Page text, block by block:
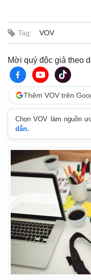
Tag: VOV
Mời quý độc giả theo
Thêm VOV trên
Chọn VOV làm nguồn
dẫn.